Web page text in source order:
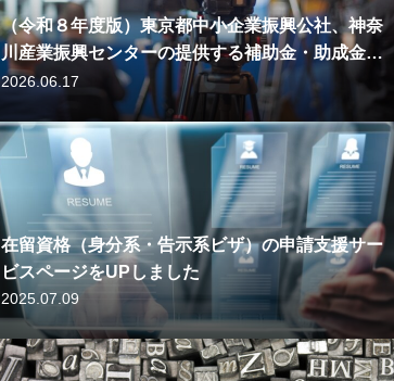
（令和８年度版）東京都中小企業振興公社、神奈
川産業振興センターの提供する補助金・助成金・
奨励金の申請支援ページをUPしました
2026.06.17
在留資格（身分系・告示系ビザ）の申請支援サー
ビスページをUPしました
2025.07.09